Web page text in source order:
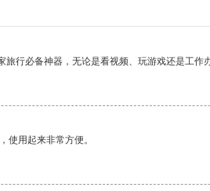
旅行必备神器，无论是看视频、玩游戏还是工
使用起来非常方便。